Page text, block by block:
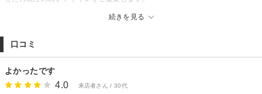
続きを見る
るように、丁寧なカウンセリングを心がけています。「セットが苦手」「直
落ち着いた空間で周りを気にせず過ごせるので、サロンが苦手な男性にも好
評です。あなたのライフスタイルに合う“ちょうどいいカッコよさ”を一緒に作
ります。
【メンズパーマ/メンズカット/メンズサロン/ヘッドスパ】
口コミ
よかったです
4.0 来店者さん / 30代